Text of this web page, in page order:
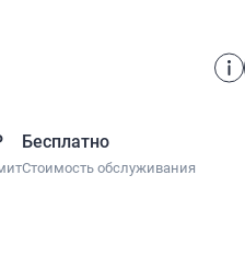
Бесплатно
Стоимость обслуживания